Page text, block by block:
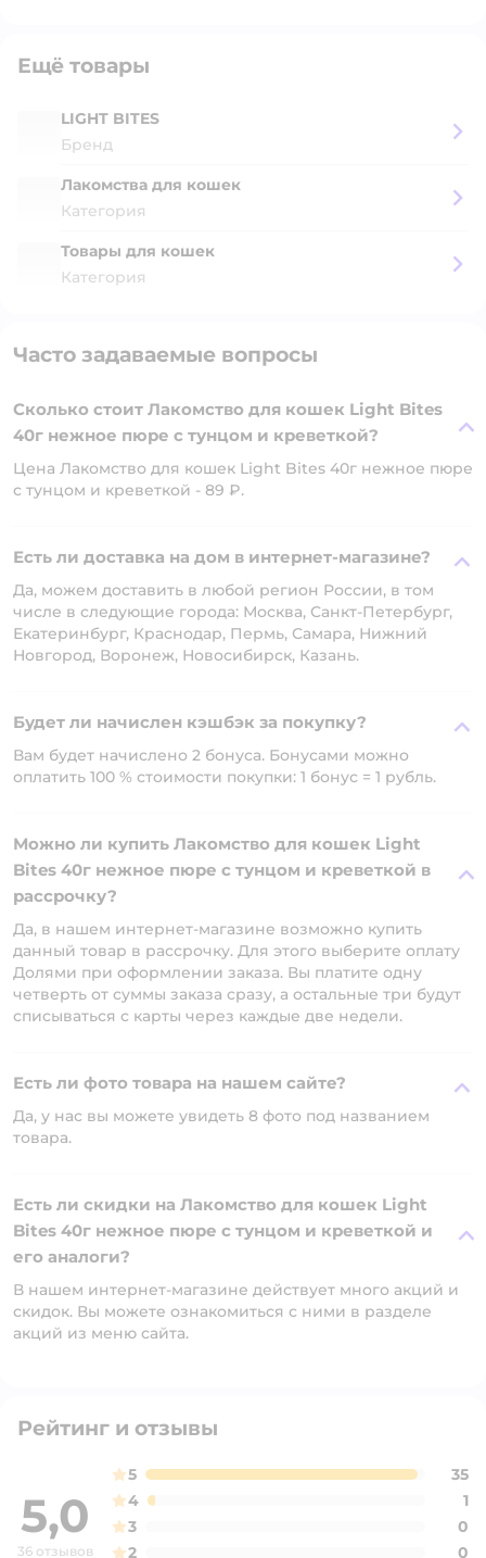
Ещё товары
LIGHT BITES
Бренд
Лакомства для кошек
Категория
Товары для кошек
Категория
Часто задаваемые вопросы
Сколько стоит Лакомство для кошек Light Bites
40г нежное пюре с тунцом и креветкой?
Цена Лакомство для кошек Light Bites 40г нежное пюре
с тунцом и креветкой - 89 ₽.
Есть ли доставка на дом в интернет-магазине?
Да, можем доставить в любой регион России, в том
числе в следующие города: Москва, Санкт-Петербург,
Екатеринбург, Краснодар, Пермь, Самара, Нижний
Новгород, Воронеж, Новосибирск, Казань.
Будет ли начислен кэшбэк за покупку?
Вам будет начислено 2 бонуса. Бонусами можно
оплатить 100 % стоимости покупки: 1 бонус = 1 рубль.
Можно ли купить Лакомство для кошек Light
Bites 40г нежное пюре с тунцом и креветкой в
рассрочку?
Да, в нашем интернет-магазине возможно купить
данный товар в рассрочку. Для этого выберите оплату
Долями при оформлении заказа. Вы платите одну
четверть от суммы заказа сразу, а остальные три будут
списываться с карты через каждые две недели.
Есть ли фото товара на нашем сайте?
Да, у нас вы можете увидеть 8 фото под названием
товара.
Есть ли скидки на Лакомство для кошек Light
Bites 40г нежное пюре с тунцом и креветкой и
его аналоги?
В нашем интернет-магазине действует много акций и
скидок. Вы можете ознакомиться с ними в разделе
акций из меню сайта.
Рейтинг и отзывы
5,0
36 отзывов
5
35
4
1
3
0
2
0